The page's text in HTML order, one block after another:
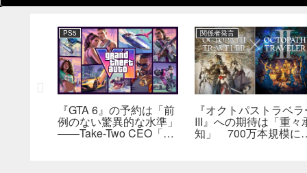
PS5
『GTA 6』の予約は「前
例のない驚異的な水準」
――Take-Two CEO「販
関係者発言
『オクトパストラベ
III』への期待は「重々
知」 700万本規模に